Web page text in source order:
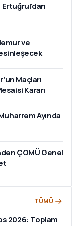
Ertuğrul'dan
ve
Maçları
Kararı
Ayında
ÇOMÜ Genel
TÜMÜ
2026: Toplam